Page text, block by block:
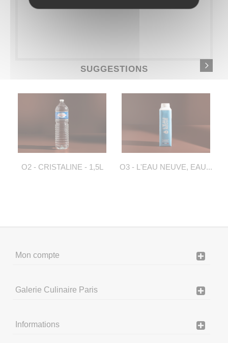
SUGGESTIONS
O2 - CRISTALINE - 1,5L O3 - L'EAU NEUVE, EAU...
Mon compte
Galerie Culinaire Paris
Informations